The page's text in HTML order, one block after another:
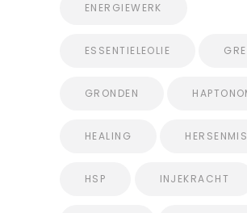
ENERGIEWERK
ESSENTIELEOLIE
GRONDEN
HEALING
HSP INJEKRACHT